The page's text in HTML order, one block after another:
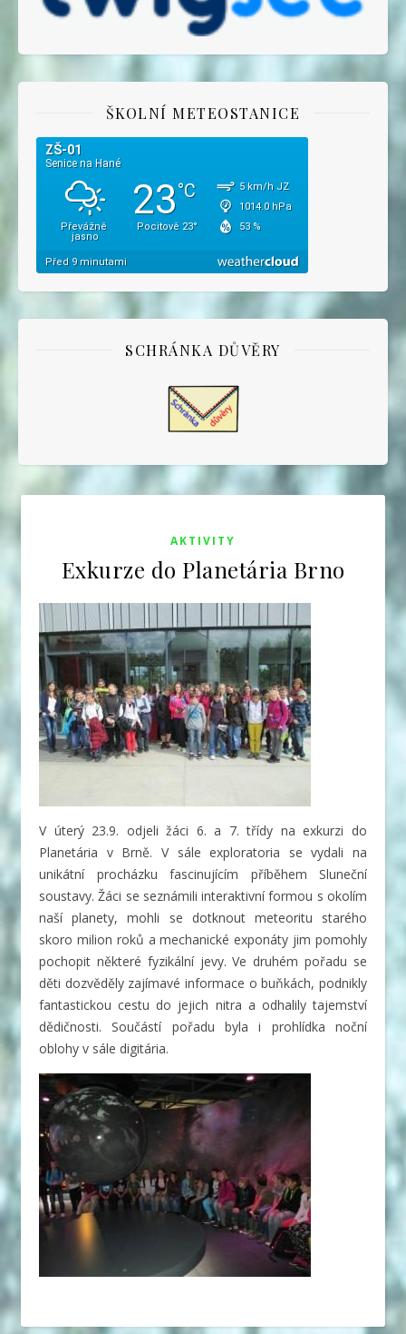
ŠKOLNÍ METEOSTANICE
SCHRÁNKA DŮVĚRY
AKTIVITY
Exkurze do Planetária Brno
V úterý 23.9. odjeli žáci 6. a 7. třídy na exkurzi do
Planetária v Brně. V sále exploratoria se vydali na
unikátní procházku fascinujícím příběhem Sluneční
soustavy. Žáci se seznámili interaktivní formou s okolím
naší planety, mohli se dotknout meteoritu starého
skoro milion roků a mechanické exponáty jim pomohly
pochopit některé fyzikální jevy.Ve druhém pořadu se
děti dozvěděly zajímavé informace o buňkách, podnikly
fantastickou cestu do jejich nitra a odhalily tajemství
dědičnosti. Součástí pořadu byla i prohlídka noční
oblohy v sále digitária.